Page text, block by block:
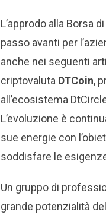
L’approdo alla Borsa
passo avanti per
anche nei seguenti
criptovaluta DTCoin,
all’ecosistema
L’evoluzione è
sue energie con
soddisfare le
Un gruppo di
grande potenzialità